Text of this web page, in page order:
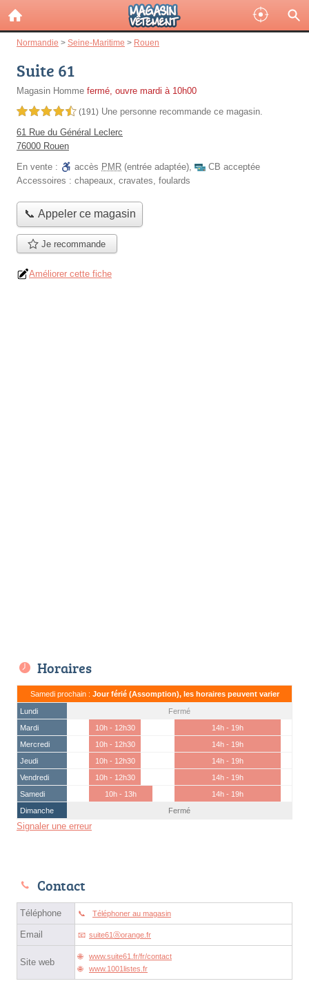
Normandie > Seine-Maritime > Rouen
Suite 61
Magasin Homme fermé, ouvre mardi à 10h00
4,5 étoiles sur 5 (191) Une personne recommande ce magasin.
61 Rue du Général Leclerc
76000 Rouen
En vente :
accès PMR (entrée adaptée),
CB acceptée
Accessoires : chapeaux, cravates, foulards
📞 Appeler ce magasin
Je recommande
Améliorer cette fiche
Horaires
Samedi prochain : Jour férié (Assomption), les horaires peuvent varier
Lundi
Fermé
Mardi
10h - 12h30
14h - 19h
Mercredi
10h - 12h30
14h - 19h
Jeudi
10h - 12h30
14h - 19h
Vendredi
10h - 12h30
14h - 19h
Samedi
10h - 13h
14h - 19h
Dimanche
Fermé
Signaler une erreur
Contact
Téléphone Téléphoner au magasin
Email suite61ⓐorange.fr
Site web
www.suite61.fr/fr/contact
www.1001listes.fr